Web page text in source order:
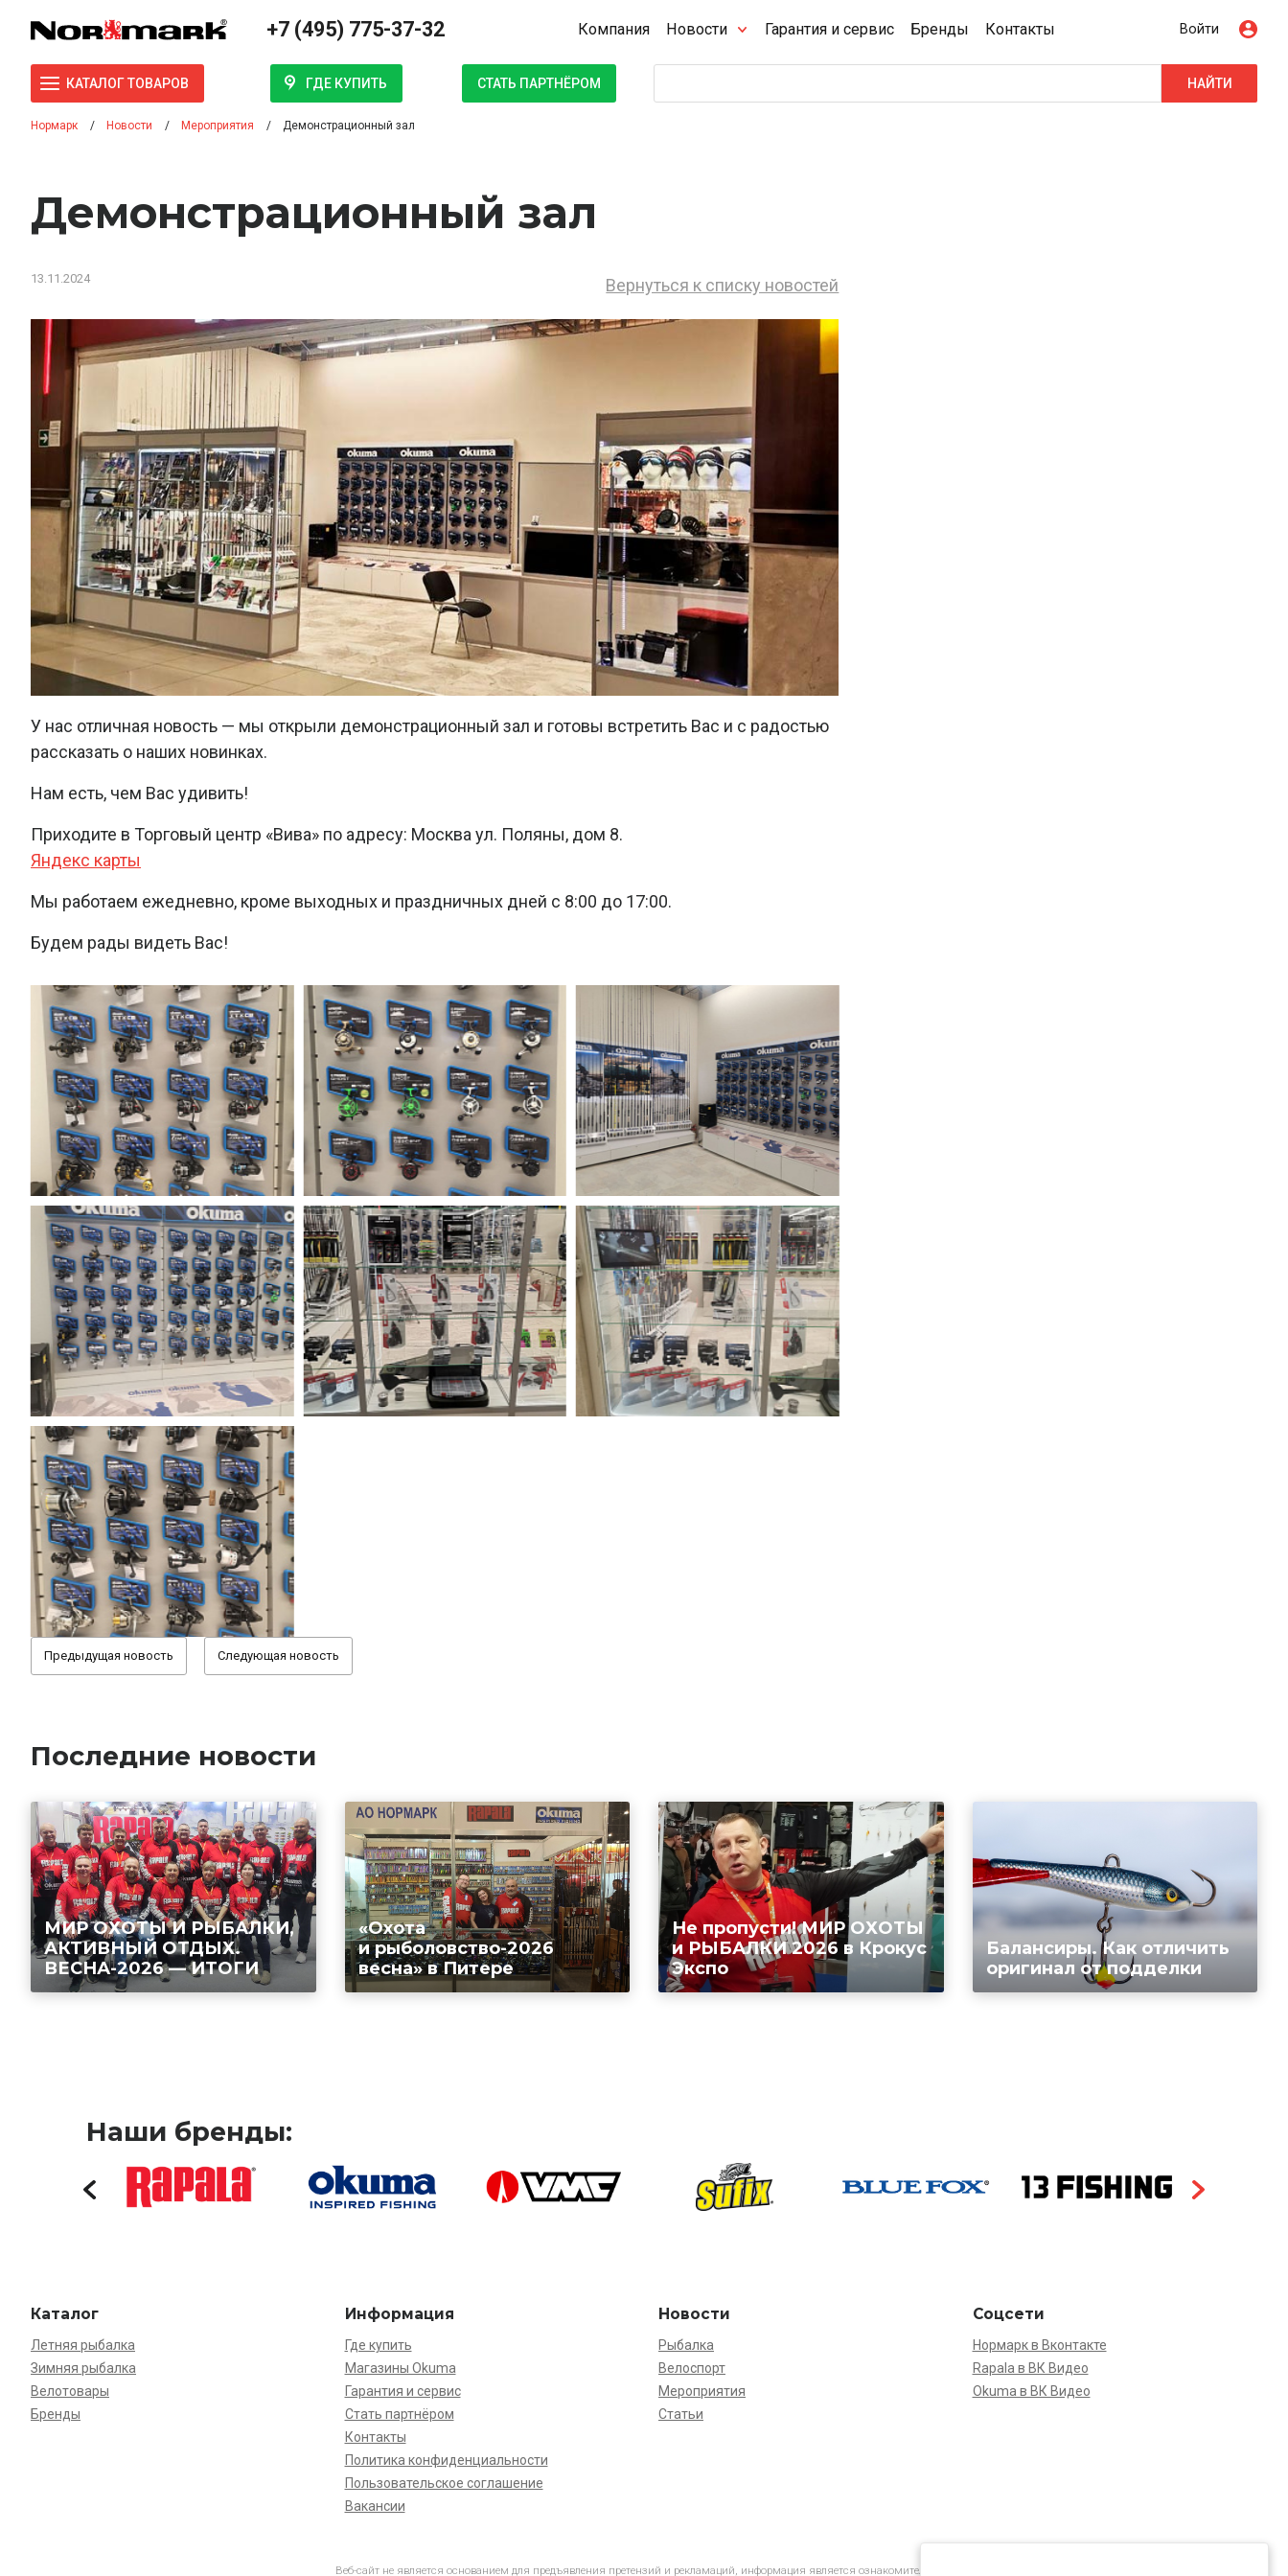
+7 (495) 775-37-32 Компания Новости Гарантия и сервис Бренды Контакты Войти
КАТАЛОГ ТОВАРОВ ГДЕ КУПИТЬ СТАТЬ ПАРТНЁРОМ НАЙТИ
Нормарк Новости Мероприятия Демонстрационный зал
Демонстрационный зал
13.11.2024 Вернуться к списку новостей
У нас отличная новость — мы открыли демонстрационный зал и готовы встретить Вас и с радостью
рассказать о наших новинках.
Нам есть, чем Вас удивить!
Приходите в Торговый центр «Вива» по адресу: Москва ул. Поляны, дом 8.
Яндекс карты
Мы работаем ежедневно, кроме выходных и праздничных дней с 8:00 до 17:00.
Будем рады видеть Вас!
Предыдущая новость Следующая новость
Последние новости
МИР ОХОТЫ И РЫБАЛКИ,
АКТИВНЫЙ ОТДЫХ.
ВЕСНА-2026 — ИТОГИ
«Охота
и рыболовство-2026
весна» в Питере
Не пропусти! МИР ОХОТЫ
и РЫБАЛКИ 2026 в Крокус
Экспо
Балансиры. Как отличить
оригинал от подделки
Наши бренды:
Каталог
Летняя рыбалка
Зимняя рыбалка
Велотовары
Бренды
Информация
Где купить
Магазины Okuma
Гарантия и сервис
Стать партнёром
Контакты
Политика конфиденциальности
Пользовательское соглашение
Вакансии
Новости
Рыбалка
Велоспорт
Мероприятия
Статьи
Соцсети
Нормарк в Вконтакте
Rapala в ВК Видео
Okuma в ВК Видео
Веб-сайт не является основанием для предъявления претензий и рекламаций, информация является ознакомительной.